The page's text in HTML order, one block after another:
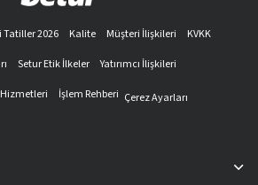
Tatiller 2026 Kalite Müşteri İlişkileri
KVKK
Setur Etik İlkeler
Yatırımcı İlişkileri
İşlem Rehberi Çerez Ayarları